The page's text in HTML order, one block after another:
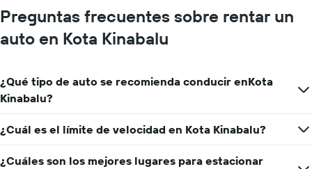
Preguntas frecuentes sobre rentar un
auto en Kota Kinabalu
¿Qué tipo de auto se recomienda conducir enKota
Kinabalu?
¿Cuál es el límite de velocidad en Kota Kinabalu?
¿Cuáles son los mejores lugares para estacionar